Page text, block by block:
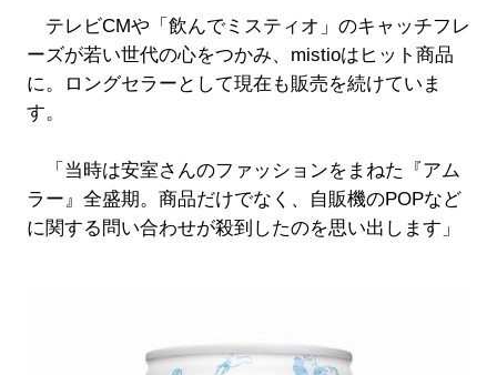
テレビCMや「飲んでミスティオ」のキャッチフレ
ーズが若い世代の心をつかみ、mistioはヒット商品
に。ロングセラーとして現在も販売を続けていま
す。
「当時は安室さんのファッションをまねた『アム
ラー』全盛期。商品だけでなく、自販機のPOPなど
に関する問い合わせが殺到したのを思い出します」